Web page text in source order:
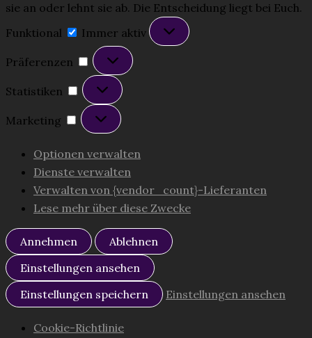
sie an oder lehnt sie ab. Die Entscheidung liegt bei Euch.
Funktional
Immer aktiv
Präferenzen
Präferenzen
Statistiken
Statistiken
Marketing
Marketing
Optionen verwalten
Dienste verwalten
Verwalten von {vendor_count}-Lieferanten
Lese mehr über diese Zwecke
Annehmen
Ablehnen
Einstellungen ansehen
Einstellungen speichern
Einstellungen ansehen
Cookie-Richtlinie